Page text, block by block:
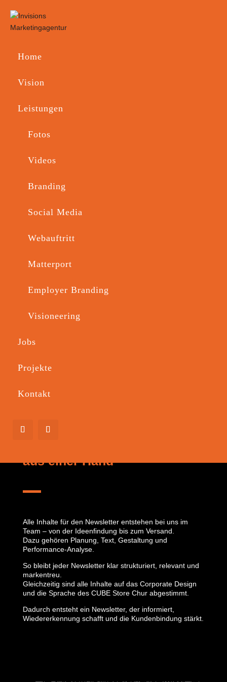
Newsletter
Newsletter Konzept
und Gestaltung
Ein Newsletter
aus einer Hand
Alle Inhalte für den Newsletter entstehen bei uns im
Team – von der Ideenfindung bis zum Versand.
Dazu gehören Planung, Text, Gestaltung und
Performance-Analyse.
So bleibt jeder Newsletter klar strukturiert, relevant und
markentreu.
Gleichzeitig sind alle Inhalte auf das Corporate Design
und die Sprache des CUBE Store Chur abgestimmt.
Dadurch entsteht ein Newsletter, der informiert,
Wiedererkennung schafft und die Kundenbindung stärkt.
Home
Vision
Leistungen
Fotos
Videos
Branding
Social Media
Webauftritt
Matterport
Employer Branding
Visioneering
Jobs
Projekte
Kontakt